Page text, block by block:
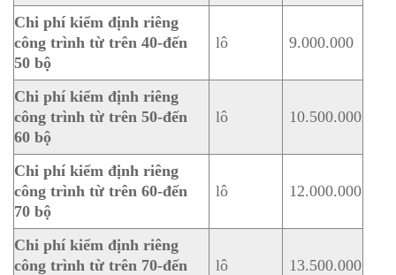
Chi phí kiểm định riêng
công trình từ trên 40-đến
50 bộ
lô 9.000.000
Chi phí kiểm định riêng
công trình từ trên 50-đến
60 bộ
lô 10.500.000
Chi phí kiểm định riêng
công trình từ trên 60-đến
70 bộ
lô 12.000.000
Chi phí kiểm định riêng
công trình từ trên 70-đến
lô 13.500.000